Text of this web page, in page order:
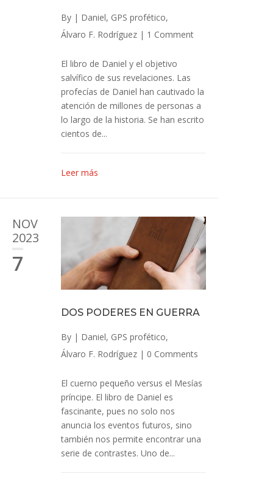
By | Daniel, GPS profético,
Álvaro F. Rodríguez | 1 Comment
El libro de Daniel y el objetivo
salvífico de sus revelaciones. Las
profecías de Daniel han cautivado la
atención de millones de personas a
lo largo de la historia. Se han escrito
cientos de...
Leer más
NOV
2023
7
DOS PODERES EN GUERRA
By | Daniel, GPS profético,
Álvaro F. Rodríguez | 0 Comments
El cuerno pequeño versus el Mesías
príncipe. El libro de Daniel es
fascinante, pues no solo nos
anuncia los eventos futuros, sino
también nos permite encontrar una
serie de contrastes. Uno de...